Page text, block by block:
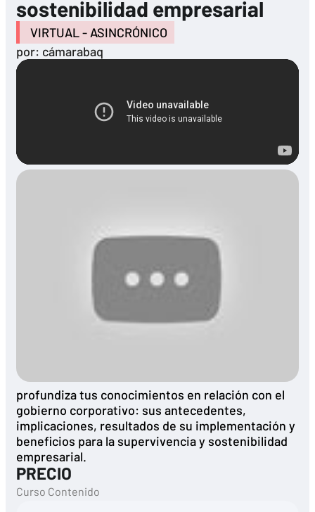
sostenibilidad empresarial
VIRTUAL - ASINCRÓNICO
por: cámarabaq
profundiza tus conocimientos en relación con el
gobierno corporativo: sus antecedentes,
implicaciones, resultados de su implementación y
beneficios para la supervivencia y sostenibilidad
empresarial.
PRECIO
Curso Contenido